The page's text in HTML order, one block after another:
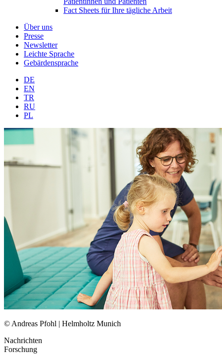
Fact Sheets für Ihre tägliche Arbeit
Über uns
Presse
Newsletter
Leichte Sprache
Gebärdensprache
DE
EN
TR
RU
PL
© Andreas Pfohl | Helmholtz Munich
Nachrichten
Forschung